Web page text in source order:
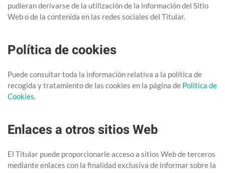
pudieran derivarse de la utilización de la información del Sitio
Web o de la contenida en las redes sociales del Titular.
Política de cookies
Puede consultar toda la información relativa a la política de
recogida y tratamiento de las cookies en la página de Política de
Cookies.
Enlaces a otros sitios Web
El Titular puede proporcionarle acceso a sitios Web de terceros
mediante enlaces con la finalidad exclusiva de informar sobre la